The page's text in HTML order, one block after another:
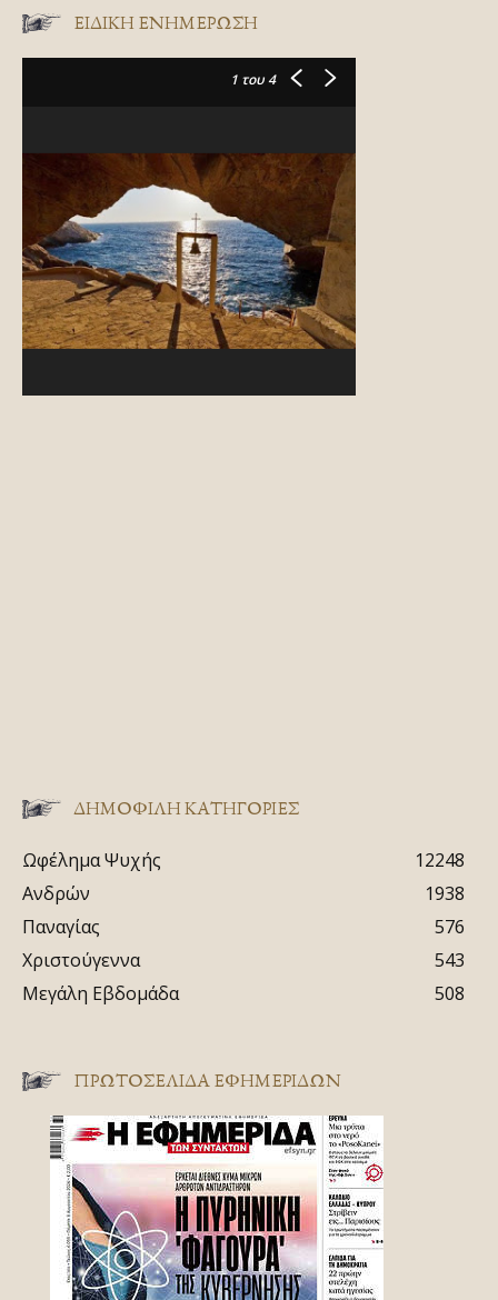
ΕΙΔΙΚΉ ΕΝΗΜΈΡΩΣΗ
1 του 4
ΔΗΜΟΦΙΛΗ ΚΑΤΗΓΟΡΙΕΣ
Ωφέλημα Ψυχής
12248
Ανδρών
1938
Παναγίας
576
Χριστούγεννα
543
Μεγάλη Εβδομάδα
508
ΠΡΩΤΟΣΈΛΙΔΑ ΕΦΗΜΕΡΊΔΩΝ